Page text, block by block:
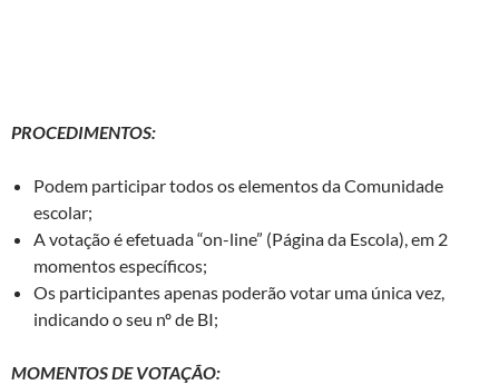
PROCEDIMENTOS:
Podem participar todos os elementos da Comunidade
escolar;
A votação é efetuada “on-line” (Página da Escola), em 2
momentos específicos;
Os participantes apenas poderão votar uma única vez,
indicando o seu nº de BI;
MOMENTOS DE VOTAÇÃO: